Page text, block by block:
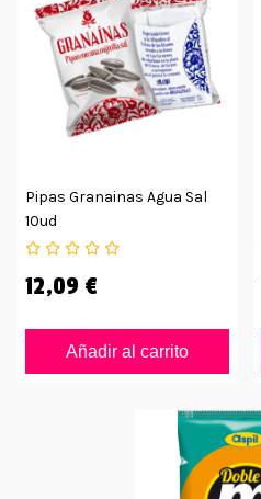
Pipas Granainas Agua Sal
10ud
12,09 €
Añadir al carrito